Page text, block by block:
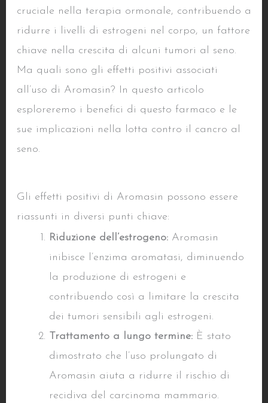
cruciale nella terapia ormonale, contribuendo a
ridurre i livelli di estrogeni nel corpo, un fattore
chiave nella crescita di alcuni tumori al seno.
Ma quali sono gli effetti positivi associati
all’uso di Aromasin? In questo articolo
esploreremo i benefici di questo farmaco e le
sue implicazioni nella lotta contro il cancro al
seno.
Gli effetti positivi di Aromasin possono essere
riassunti in diversi punti chiave:
Riduzione dell’estrogeno:Aromasin
inibisce l’enzima aromatasi, diminuendo
la produzione di estrogeni e
contribuendo così a limitare la crescita
dei tumori sensibili agli estrogeni.
Trattamento a lungo termine:È stato
dimostrato che l’uso prolungato di
Aromasin aiuta a ridurre il rischio di
recidiva del carcinoma mammario.